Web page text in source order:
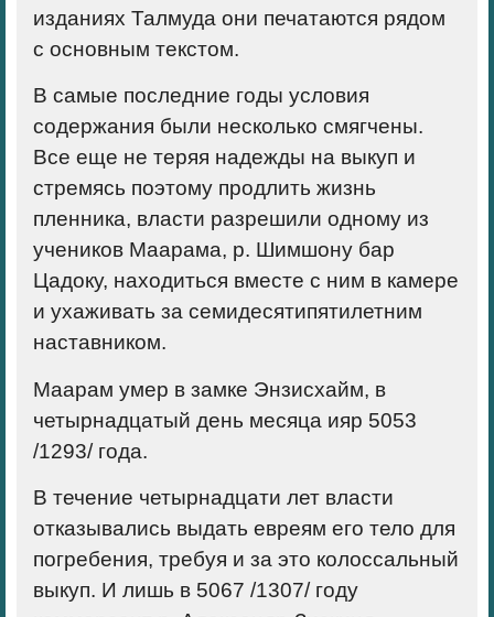
изданиях Талмуда они печатаются рядом
с основным текстом.
В самые последние годы условия
содержания были несколько смягчены.
Все еще не теряя надежды на выкуп и
стремясь поэтому продлить жизнь
пленника, власти разрешили одному из
учеников Маарама, р. Шимшону бар
Цадоку, находиться вместе с ним в камере
и ухаживать за семидесятипятилетним
наставником.
Маарам умер в замке Энзисхайм, в
четырнадцатый день месяца ияр 5053
/1293/ года.
В течение четырнадцати лет власти
отказывались выдать евреям его тело для
погребения, требуя и за это колоссальный
выкуп. И лишь в 5067 /1307/ году